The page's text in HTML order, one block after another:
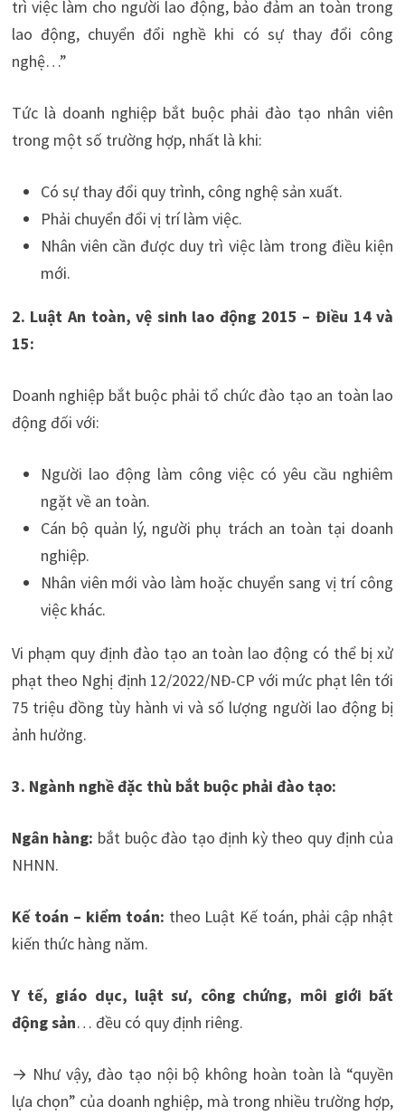
trì việc làm cho người lao động, bảo đảm an toàn trong
lao động, chuyển đổi nghề khi có sự thay đổi công
nghệ…”
Tức là doanh nghiệp bắt buộc phải đào tạo nhân viên
trong một số trường hợp, nhất là khi:
Có sự thay đổi quy trình, công nghệ sản xuất.
Phải chuyển đổi vị trí làm việc.
Nhân viên cần được duy trì việc làm trong điều kiện
mới.
2. Luật An toàn, vệ sinh lao động 2015 – Điều 14 và
15:
Doanh nghiệp bắt buộc phải tổ chức đào tạo an toàn lao
động đối với:
Người lao động làm công việc có yêu cầu nghiêm
ngặt về an toàn.
Cán bộ quản lý, người phụ trách an toàn tại doanh
nghiệp.
Nhân viên mới vào làm hoặc chuyển sang vị trí công
việc khác.
Vi phạm quy định đào tạo an toàn lao động có thể bị xử
phạt theo Nghị định 12/2022/NĐ-CP với mức phạt lên tới
75 triệu đồng tùy hành vi và số lượng người lao động bị
ảnh hưởng.
3. Ngành nghề đặc thù bắt buộc phải đào tạo:
Ngân hàng: bắt buộc đào tạo định kỳ theo quy định của
NHNN.
Kế toán – kiểm toán: theo Luật Kế toán, phải cập nhật
kiến thức hàng năm.
Y tế, giáo dục, luật sư, công chứng, môi giới bất
động sản… đều có quy định riêng.
→ Như vậy, đào tạo nội bộ không hoàn toàn là “quyền
lựa chọn” của doanh nghiệp, mà trong nhiều trường hợp,